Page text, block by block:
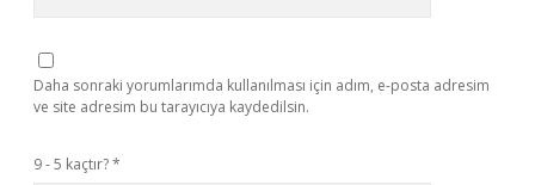
Daha sonraki yorumlarımda kullanılması için adım, e-posta adresim
ve site adresim bu tarayıcıya kaydedilsin.
9 - 5 kaçtır?*